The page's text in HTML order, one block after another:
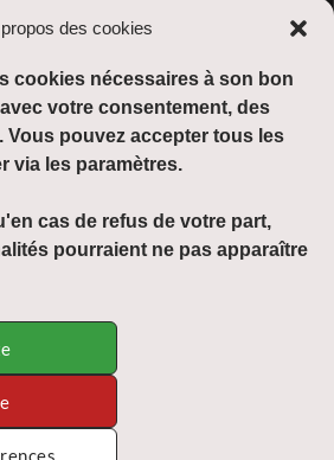
des cookies
cookies nécessaires à son bon
votre consentement, des
pouvez accepter tous les
via les paramètres.
cas de refus de votre part,
pourraient ne pas apparaître
Horaires :
:
de 13h30 à 17h30
Suivre :